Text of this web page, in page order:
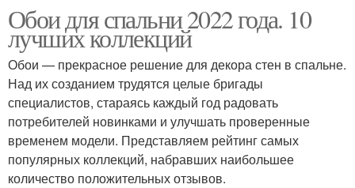
Обои для спальни 2022 года. 10
лучших коллекций
Обои — прекрасное решение для декора стен в спальне.
Над их созданием трудятся целые бригады
специалистов, стараясь каждый год радовать
потребителей новинками и улучшать проверенные
временем модели. Представляем рейтинг самых
популярных коллекций, набравших наибольшее
количество положительных отзывов.